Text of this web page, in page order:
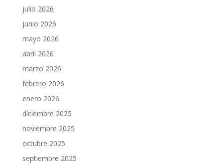
julio 2026
junio 2026
mayo 2026
abril 2026
marzo 2026
febrero 2026
enero 2026
diciembre 2025
noviembre 2025
octubre 2025
septiembre 2025